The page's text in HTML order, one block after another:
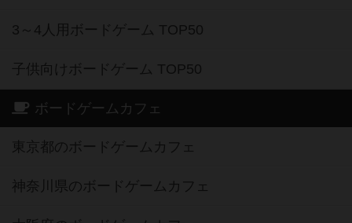
3～4人用ボードゲーム TOP50
子供向けボードゲーム TOP50
ボードゲームカフェ
東京都のボードゲームカフェ
神奈川県のボードゲームカフェ